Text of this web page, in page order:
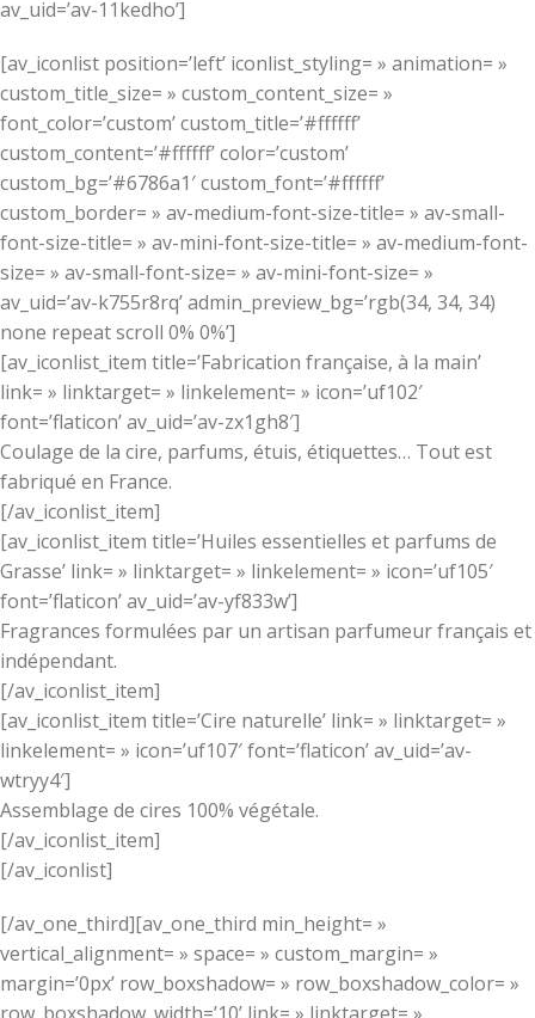
av_uid=’av-11kedho’]
[av_iconlist position=’left’ iconlist_styling= » animation= »
custom_title_size= » custom_content_size= »
font_color=’custom’ custom_title=’#ffffff’
custom_content=’#ffffff’ color=’custom’
custom_bg=’#6786a1′ custom_font=’#ffffff’
custom_border= » av-medium-font-size-title= » av-small-
font-size-title= » av-mini-font-size-title= » av-medium-font-
size= » av-small-font-size= » av-mini-font-size= »
av_uid=’av-k755r8rq’ admin_preview_bg=’rgb(34, 34, 34)
none repeat scroll 0% 0%’]
[av_iconlist_item title=’Fabrication française, à la main’
link= » linktarget= » linkelement= » icon=’uf102′
font=’flaticon’ av_uid=’av-zx1gh8′]
Coulage de la cire, parfums, étuis, étiquettes… Tout est
fabriqué en France.
[/av_iconlist_item]
[av_iconlist_item title=’Huiles essentielles et parfums de
Grasse’ link= » linktarget= » linkelement= » icon=’uf105′
font=’flaticon’ av_uid=’av-yf833w’]
Fragrances formulées par un artisan parfumeur français et
indépendant.
[/av_iconlist_item]
[av_iconlist_item title=’Cire naturelle’ link= » linktarget= »
linkelement= » icon=’uf107′ font=’flaticon’ av_uid=’av-
wtryy4′]
Assemblage de cires 100% végétale.
[/av_iconlist_item]
[/av_iconlist]
[/av_one_third][av_one_third min_height= »
vertical_alignment= » space= » custom_margin= »
margin=’0px’ row_boxshadow= » row_boxshadow_color= »